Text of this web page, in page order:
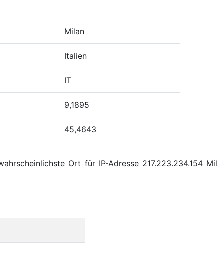
Milan
Italien
IT
9,1895
45,4643
Ort für IP-Adresse 217.223.234.154